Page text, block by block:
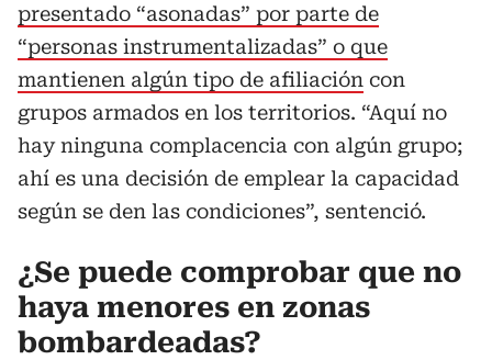
presentado “asonadas” por parte de
“personas instrumentalizadas” o que
mantienen algún tipo de afiliación con
grupos armados en los territorios. “Aquí no
hay ninguna complacencia con algún grupo;
ahí es una decisión de emplear la capacidad
según se den las condiciones”, sentenció.
¿Se puede comprobar que no
haya menores en zonas
bombardeadas?